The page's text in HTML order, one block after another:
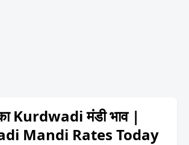
Kurdwadi मंडी भाव |
Mandi Rates Today